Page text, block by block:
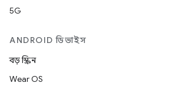
5G
ANDROID ডিভাইস
বড় স্ক্রিন
Wear OS